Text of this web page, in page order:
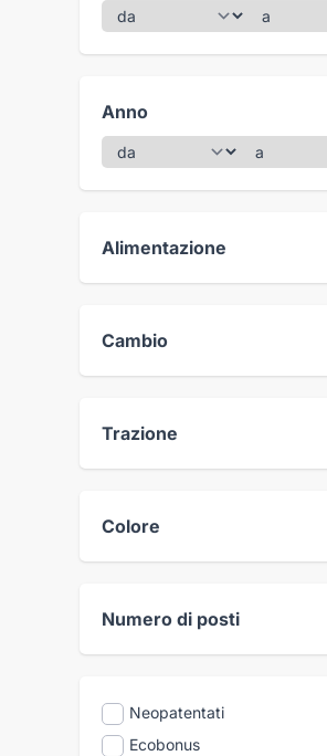
Anno
Alimentazione
Cambio
Trazione
Colore
Numero di posti
Neopatentati
Ecobonus